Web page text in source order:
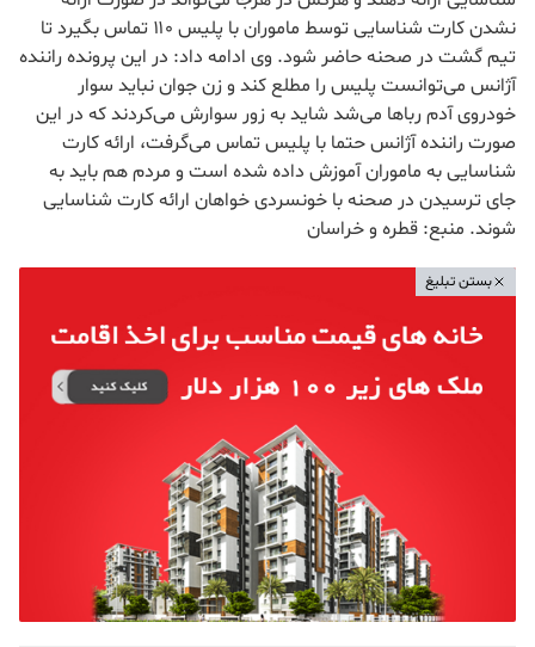
نشدن کارت شناسایی توسط ماموران با پلیس ۱۱۰ تماس بگیرد تا
تیم گشت در صحنه حاضر شود. وی ادامه داد: در این پرونده راننده
آژانس می‌توانست پلیس را مطلع کند و زن جوان نباید سوار
خودروی آدم ربا‌ها می‌شد شاید به زور سوارش می‌کردند که در این
صورت راننده آژانس حتما با پلیس تماس می‌گرفت، ارائه کارت
شناسایی به ماموران آموزش داده شده است و مردم هم باید به
جای ترسیدن در صحنه با خونسردی خواهان ارائه کارت شناسایی
شوند. منبع: قطره و خراسان
بستن تبلیغ